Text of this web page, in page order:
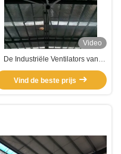
Video
De Industriële Ventilators van
HVLS voor Betere Luchtstroom
Vind de beste prijs